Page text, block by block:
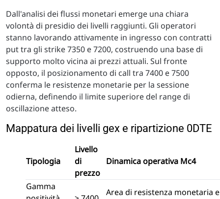
Dall'analisi dei flussi monetari emerge una chiara
volontà di presidio dei livelli raggiunti. Gli operatori
stanno lavorando attivamente in ingresso con contratti
put tra gli strike 7350 e 7200, costruendo una base di
supporto molto vicina ai prezzi attuali. Sul fronte
opposto, il posizionamento di call tra 7400 e 7500
conferma le resistenze monetarie per la sessione
odierna, definendo il limite superiore del range di
oscillazione atteso.
Mappatura dei livelli gex e ripartizione 0DTE
Tipologia
Livello
di
prezzo
Dinamica operativa Mc4
Gamma
Area di resistenza monetaria e